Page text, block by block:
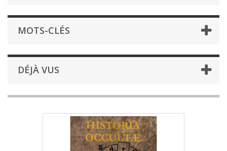
MOTS-CLÉS
DÉJÀ VUS